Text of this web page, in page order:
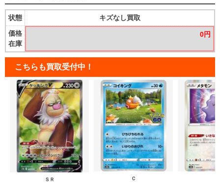
状態
価格
在庫
キズなし買取
0円
こちらも買取受付中！
ＳＲ Ｃ